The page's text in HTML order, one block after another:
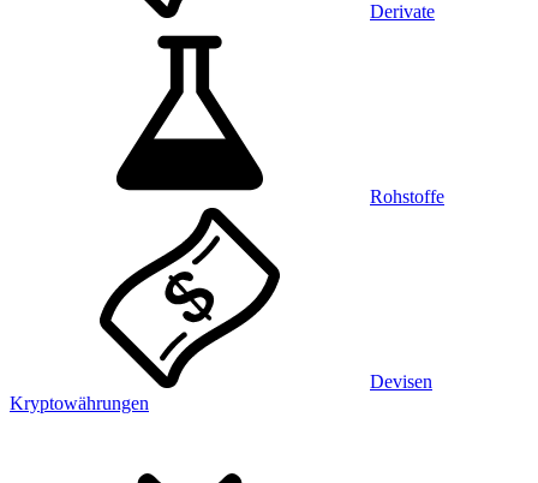
Derivate
Rohstoffe
Devisen
Kryptowährungen